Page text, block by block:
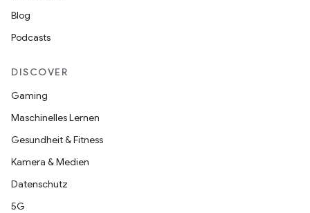
Blog
Podcasts
DISCOVER
Gaming
Maschinelles Lernen
Gesundheit & Fitness
Kamera & Medien
Datenschutz
5G